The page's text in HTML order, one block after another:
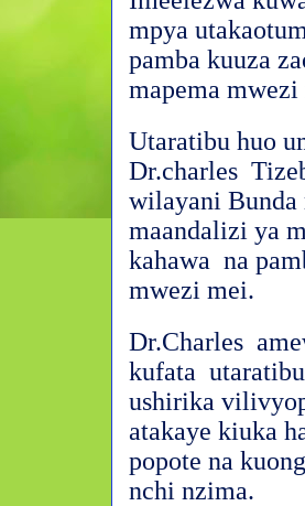
mpya
pamba kuuza
mapema
Utaratibu huo
Dr.charles
wilayani Bunda
maandalizi ya
kahawa na
mwezi mei.
Dr.Charles
kufata
ushirika
atakaye kiuka
popote na
nchi nzima.